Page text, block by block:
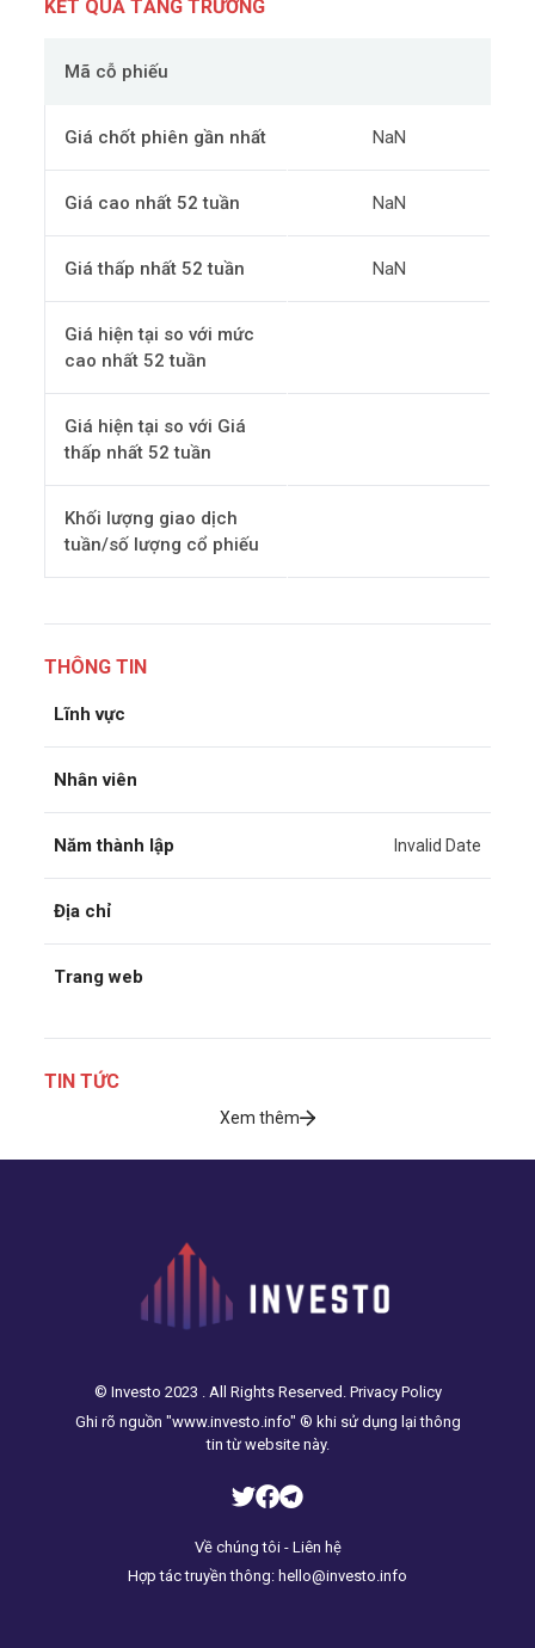
KẾT QUẢ TĂNG TRƯỞNG
Mã cỗ phiếu
Giá chốt phiên gần nhất NaN
Giá cao nhất 52 tuần NaN
Giá thấp nhất 52 tuần NaN
Giá hiện tại so với mức
cao nhất 52 tuần
Giá hiện tại so với Giá
thấp nhất 52 tuần
Khối lượng giao dịch
tuần/số lượng cổ phiếu
THÔNG TIN
Lĩnh vực
Nhân viên
Năm thành lập Invalid Date
Địa chỉ
Trang web
TIN TỨC
Xem thêm
© Investo 2023 . All Rights Reserved. Privacy Policy
Ghi rõ nguồn "www.investo.info" ® khi sử dụng lại thông
tin từ website này.
Về chúng tôi - Liên hệ
Hợp tác truyền thông: hello@investo.info